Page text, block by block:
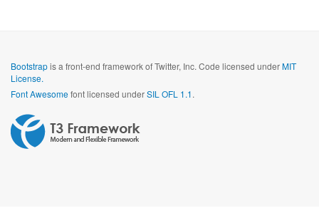
Bootstrapis a front-end framework of Twitter, Inc. Code licensed underMIT
License.
Font Awesomefont licensed underSIL OFL 1.1.